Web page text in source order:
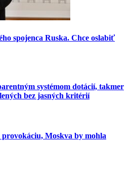
spojenca Ruska. Chce oslabiť
systémom dotácií, takmer
bez jasných kritérií
Moskva by mohla